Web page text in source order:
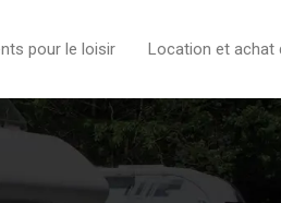
pour le loisir Location et achat